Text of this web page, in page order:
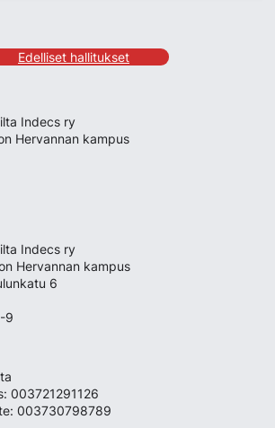
Edelliset hallitukset
Indecs ry
Hervannan kampus
Indecs ry
Hervannan kampus
6
9
003721291126
003730798789